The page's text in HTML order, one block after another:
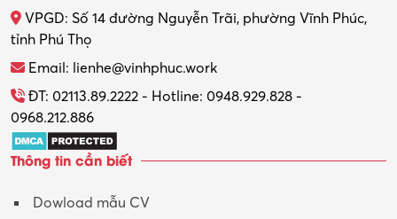
Thực tập
Tổ chức sự kiện – Quà tặng
Trợ lý
Tư vấn
Tư vấn – Kiến trúc
VPGD: Số 14 đường Nguyễn Trãi, phường Vĩnh Phúc,
tỉnh Phú Thọ
Email: lienhe@vinhphuc.work
ĐT: 02113.89.2222 - Hotline: 0948.929.828 -
0968.212.886
Thông tin cần biết
Dowload mẫu CV